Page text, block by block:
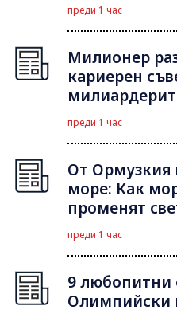
преди 1 час
Милионер
кариерен
преди 1 час
От Ормузкия
море: Как
променят
преди 1 час
9 любопитни
Олимпийски